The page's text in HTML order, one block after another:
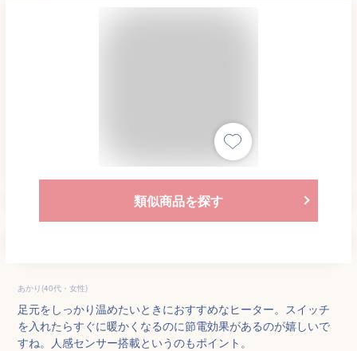
類似商品を探す
あかり(40代・女性)
足元をしっかり温めたいときにおすすめなヒーター。スイッチ
を入れたらすぐに暖かくなるのに節電効果があるのが嬉しいで
すね。人感センサー搭載というのもポイント。